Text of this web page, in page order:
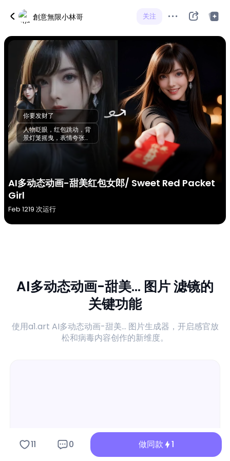
創意無限小林哥 关注
你要发财了
人物眨眼，红包跳动，背
景灯笼摇曳，表情夸张第
1秒：人物突然眨眼，嘴
第4秒：人物表情略显夸
张，充满趣味第5秒：红
AI多动态动画-甜美红包女郎/ Sweet Red Packet
Girl
Feb 1219 次运行
AI多动态动画-甜美... 图片 滤镜的
关键功能
使用a1.art AI多动态动画-甜美... 图片生成器，开启感官放
松和病毒内容创作的新维度。
11 0 做同款 1